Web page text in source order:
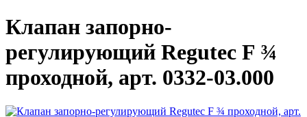
Клапан запорно-
регулирующий Regutec F ¾
проходной, арт. 0332-03.000